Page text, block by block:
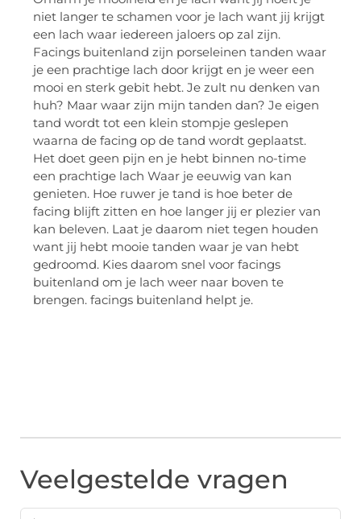
niet langer te schamen voor je lach want jij krijgt
een lach waar iedereen jaloers op zal zijn.
Facings buitenland zijn porseleinen tanden waar
je een prachtige lach door krijgt en je weer een
mooi en sterk gebit hebt. Je zult nu denken van
huh? Maar waar zijn mijn tanden dan? Je eigen
tand wordt tot een klein stompje geslepen
waarna de facing op de tand wordt geplaatst.
Het doet geen pijn en je hebt binnen no-time
een prachtige lach Waar je eeuwig van kan
genieten. Hoe ruwer je tand is hoe beter de
facing blijft zitten en hoe langer jij er plezier van
kan beleven. Laat je daarom niet tegen houden
want jij hebt mooie tanden waar je van hebt
gedroomd. Kies daarom snel voor facings
buitenland om je lach weer naar boven te
brengen. facings buitenland helpt je.
Veelgestelde vragen